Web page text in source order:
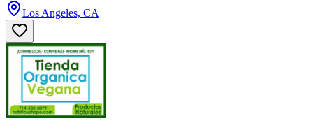
Los Angeles, CA